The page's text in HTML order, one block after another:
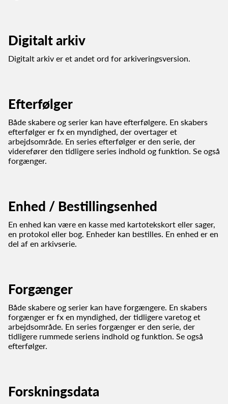
Digitalt arkiv
Digitalt arkiv er et andet ord for arkiveringsversion.
Efterfølger
Både skabere og serier kan have efterfølgere. En skabers
efterfølger er fx en myndighed, der overtager et
arbejdsområde. En series efterfølger er den serie, der
viderefører den tidligere series indhold og funktion. Se også
forgænger.
Enhed / Bestillingsenhed
En enhed kan være en kasse med kartotekskort eller sager,
en protokol eller bog. Enheder kan bestilles. En enhed er en
del af en arkivserie.
Forgænger
Både skabere og serier kan have forgængere. En skabers
forgænger er fx en myndighed, der tidligere varetog et
arbejdsområde. En series forgænger er den serie, der
tidligere rummede seriens indhold og funktion. Se også
efterfølger.
Forskningsdata